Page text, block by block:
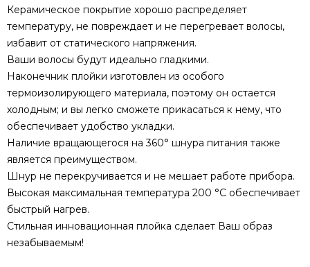
Керамическое покрытие хорошо распределяет
температуру, не повреждает и не перегревает волосы,
избавит от статического напряжения.
Ваши волосы будут идеально гладкими.
Наконечник плойки изготовлен из особого
термоизолирующего материала, поэтому он остается
холодным; и вы легко сможете прикасаться к нему, что
обеспечивает удобство укладки.
Наличие вращающегося на 360° шнура питания также
является преимуществом.
Шнур не перекручивается и не мешает работе прибора.
Высокая максимальная температура 200 °С обеспечивает
быстрый нагрев.
Стильная инновационная плойка сделает Ваш образ
незабываемым!